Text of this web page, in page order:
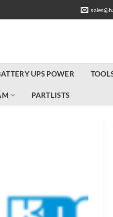
UPS POWER
PARTLISTS